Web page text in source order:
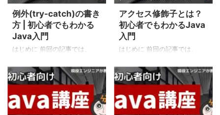
かじめ決まっていないところ
です。 while文の書き方は次の
とおりです。 while文の使用例
それでは、実際にプログラム
でwhile文を使用した繰り返し
例では、「i < 5」の条件が ...
「変数」を宣言する必要があ
ります。 例えば次の例では
「int型の変数aとString型の変
数bを使います」と宣言してい
ます。また、変数aや変数bの
前のことを「変数名」といい
ます。 int a; String ...
例外(try-catch)の書き
方 | 初心者でもわかる
Java入門
はじめに 前回の記事では、
ました。 本記事では、Javaの
例外について紹介します。 例
外とは 例外とは、プログラム
を実行したときに起こるエラ
ーのことです。 プログラムを
アクセス修飾子とは？
初心者でもわかるJava
入門
はじめに 前回の記事では、
て紹介しました。 本記事で
は、Javaのアクセス修飾子に
ついて紹介します。 アクセス
修飾子とは アクセス修飾子と
は、クラスやフィールド、メ